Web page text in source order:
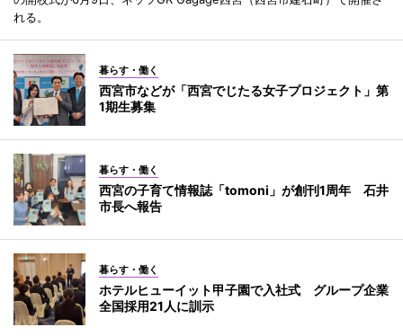
れる。
暮らす・働く
西宮市などが「西宮でじたる女子プロジェクト」第
1期生募集
暮らす・働く
西宮の子育て情報誌「tomoni」が創刊1周年 石井
市長へ報告
暮らす・働く
ホテルヒューイット甲子園で入社式 グループ企業
全国採用21人に訓示